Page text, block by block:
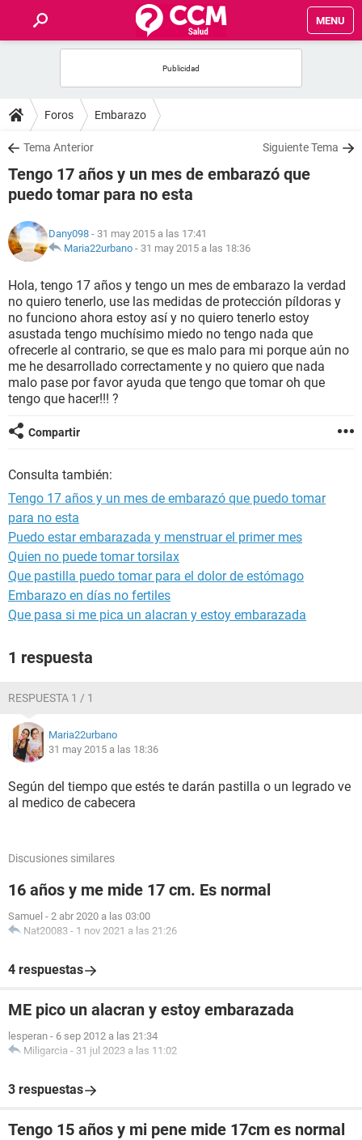
MENU
FOROS
SALUD
FAMILIA
NUTRICIÓN
SEXUALIDAD
GLOSARIO
Foros Embarazo
Tema Anterior Siguiente Tema
Tengo 17 años y un mes de embarazó que
puedo tomar para no esta
Dany098 - 31 may 2015 a las 17:41
Maria22urbano - 31 may 2015 a las 18:36
Hola, tengo 17 años y tengo un mes de embarazo la verdad
no quiero tenerlo, use las medidas de protección píldoras y
no funciono ahora estoy así y no quiero tenerlo estoy
asustada tengo muchísimo miedo no tengo nada que
ofrecerle al contrario, se que es malo para mi porque aún no
me he desarrollado correctamente y no quiero que nada
malo pase por favor ayuda que tengo que tomar oh que
tengo que hacer!!! ?
Compartir
Consulta también:
Tengo 17 años y un mes de embarazó que puedo tomar
para no esta
Puedo estar embarazada y menstruar el primer mes
Quien no puede tomar torsilax
Que pastilla puedo tomar para el dolor de estómago
Embarazo en días no fertiles
Que pasa si me pica un alacran y estoy embarazada
1 respuesta
RESPUESTA 1 / 1
Maria22urbano
31 may 2015 a las 18:36
Según del tiempo que estés te darán pastilla o un legrado ve
al medico de cabecera
Discusiones similares
16 años y me mide 17 cm. Es normal
Samuel - 2 abr 2020 a las 03:00
Nat20083 - 1 nov 2021 a las 21:26
4 respuestas
ME pico un alacran y estoy embarazada
lesperan - 6 sep 2012 a las 21:34
Miligarcia - 31 jul 2023 a las 11:02
3 respuestas
Tengo 15 años y mi pene mide 17cm es normal